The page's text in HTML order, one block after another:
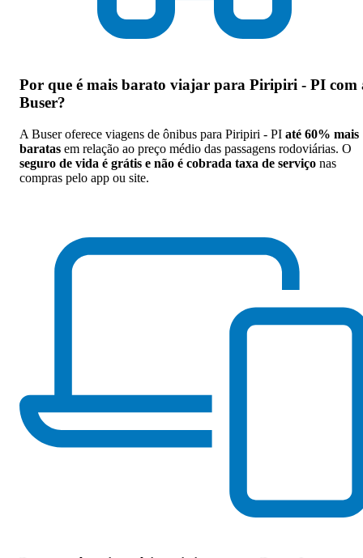
Por que é mais barato viajar para Piripiri - PI com
Buser?
A Buser oferece viagens de ônibus para Piripiri - PI até 60% mais
baratas em relação ao preço médio das passagens rodoviárias. O
seguro de vida é grátis e não é cobrada taxa de serviço nas
compras pelo app ou site.